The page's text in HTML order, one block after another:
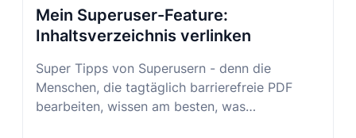
Mein Superuser-Feature:
Inhaltsverzeichnis verlinken
Super Tipps von Superusern - denn die
Menschen, die tagtäglich barrierefreie PDF
bearbeiten, wissen am besten, was…